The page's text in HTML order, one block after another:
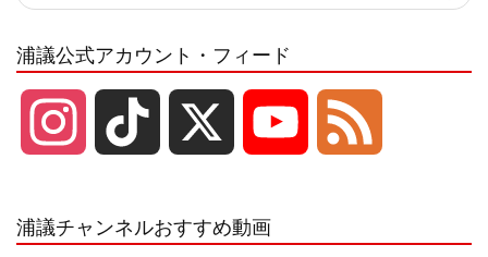
浦議公式アカウント・フィード
浦議チャンネルおすすめ動画